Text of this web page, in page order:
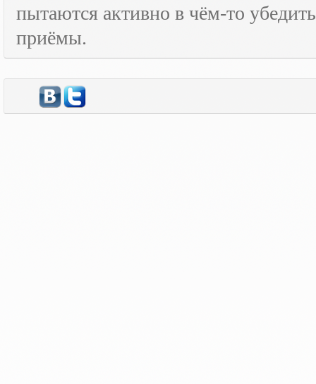
пытаются активно в чём-то
приёмы.